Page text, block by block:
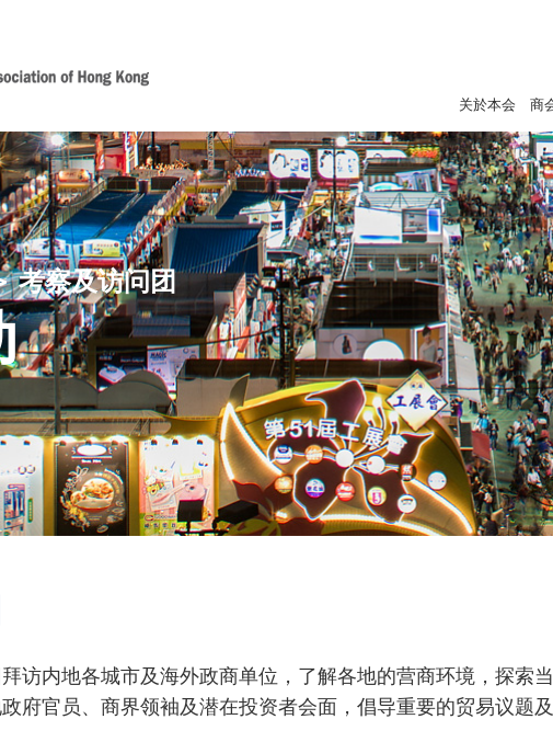
关於本会 商
考察及访问团
访内地各城市及海外政商单位，了解各地的营商环境，探索
府官员、商界领袖及潜在投资者会面，倡导重要的贸易议题